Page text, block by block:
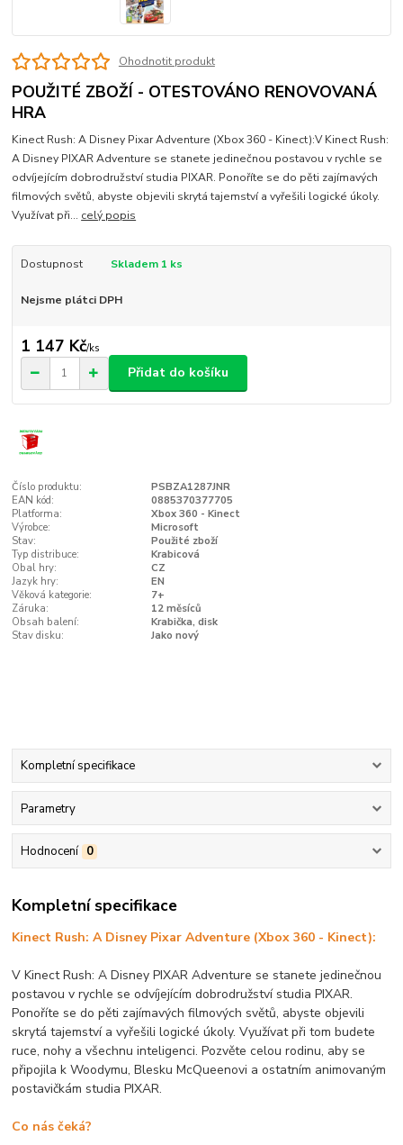
Ohodnotit produkt
POUŽITÉ ZBOŽÍ - OTESTOVÁNO RENOVOVANÁ
HRA
Kinect Rush: A Disney Pixar Adventure (Xbox 360 - Kinect):V Kinect Rush:
A Disney PIXAR Adventure se stanete jedinečnou postavou v rychle se
odvíjejícím dobrodružství studia PIXAR. Ponoříte se do pěti zajímavých
filmových světů, abyste objevili skrytá tajemství a vyřešili logické úkoly.
Využívat při... celý popis
Dostupnost Skladem 1 ks
Nejsme plátci DPH
1 147 Kč/ks
Přidat do košíku
Číslo produktu:
PSBZA1287JNR
EAN kód:
0885370377705
Platforma:
Xbox 360 - Kinect
Výrobce:
Microsoft
Stav:
Použité zboží
Typ distribuce:
Krabicová
Obal hry:
CZ
Jazyk hry:
EN
Věková kategorie:
7+
Záruka:
12 měsíců
Obsah balení:
Krabička, disk
Stav disku:
Jako nový
Kompletní specifikace
Parametry
Hodnocení 0
Kompletní specifikace
Kinect Rush: A Disney Pixar Adventure (Xbox 360 - Kinect):
V Kinect Rush: A Disney PIXAR Adventure se stanete jedinečnou
postavou v rychle se odvíjejícím dobrodružství studia PIXAR.
Ponoříte se do pěti zajímavých filmových světů, abyste objevili
skrytá tajemství a vyřešili logické úkoly. Využívat při tom budete
ruce, nohy a všechnu inteligenci. Pozvěte celou rodinu, aby se
připojila k Woodymu, Blesku McQueenovi a ostatním animovaným
postavičkám studia PIXAR.
Co nás čeká?